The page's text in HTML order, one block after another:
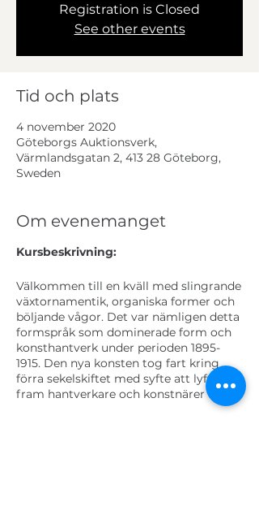
Registration is Closed
See other events
Tid och plats
4 november 2020
Göteborgs Auktionsverk,
Värmlandsgatan 2, 413 28 Göteborg,
Sweden
Om evenemanget
Kursbeskrivning:
Välkommen till en kväll med slingrande
växtornamentik, organiska former och
böljande vågor. Det var nämligen detta
formspråk som dominerade form och
konsthantverk under perioden 1895-
1915. Den nya konsten tog fart kring
förra sekelskiftet med syfte att lyfta
fram hantverkare och konstnärer och
bryta med industrin och 1800-talets